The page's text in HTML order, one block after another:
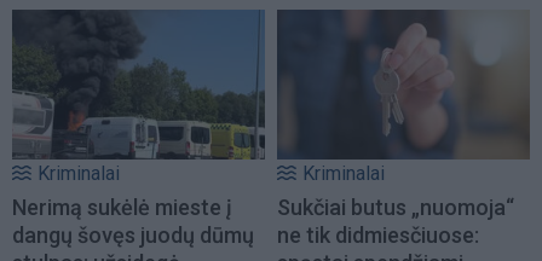
Kriminalai
Nerimą sukėlė mieste į
dangų šovęs juodų dūmų
Kriminalai
Sukčiai butus „nuomoja“
ne tik didmiesčiuose: